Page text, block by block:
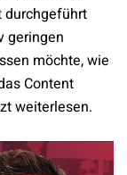
durchgeführt
geringen
möchte, wie
Content
weiterlesen.